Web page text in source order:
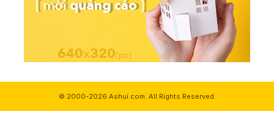
© 2000-2026 Ashui.com. All Rights Reserved.